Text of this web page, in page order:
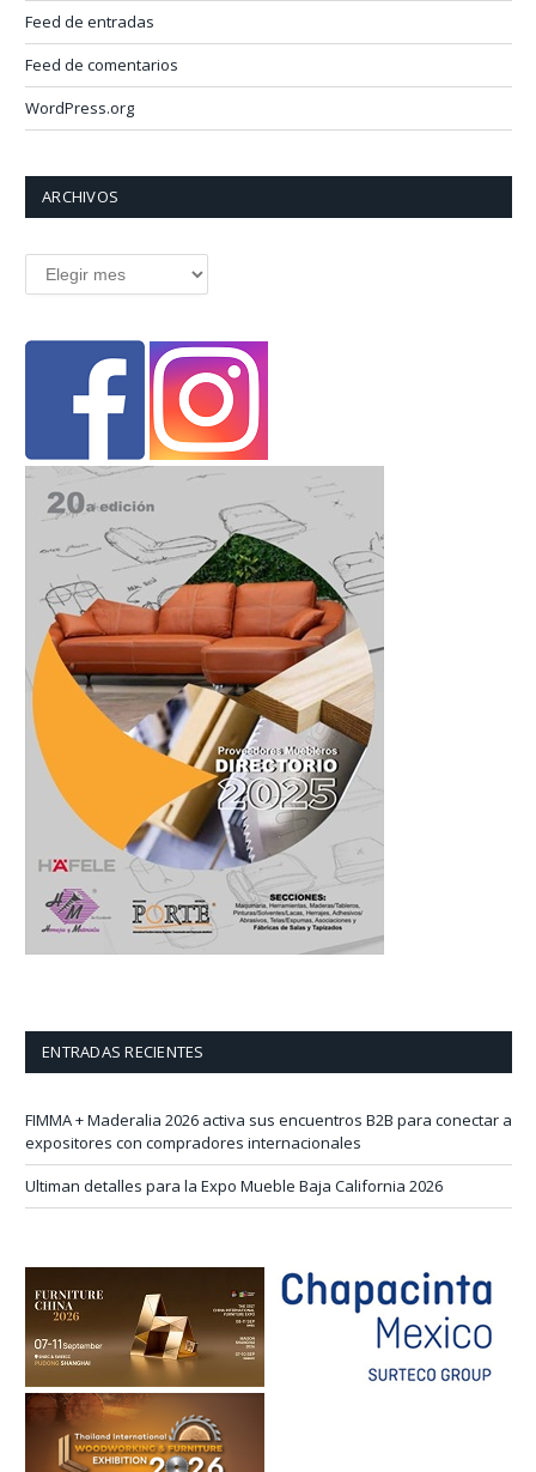
Feed de entradas
Feed de comentarios
WordPress.org
ARCHIVOS
Archivos
ENTRADAS RECIENTES
FIMMA + Maderalia 2026 activa sus encuentros B2B para conectar a
expositores con compradores internacionales
Ultiman detalles para la Expo Mueble Baja California 2026